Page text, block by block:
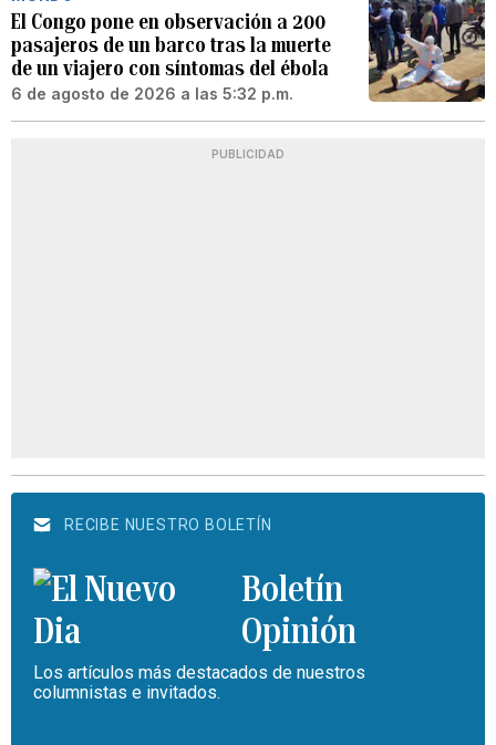
El Congo pone en observación a 200
pasajeros de un barco tras la muerte
de un viajero con síntomas del ébola
6 de agosto de 2026 a las 5:32 p.m.
PUBLICIDAD
RECIBE NUESTRO BOLETÍN
Boletín
Opinión
Los artículos más destacados de nuestros
columnistas e invitados.